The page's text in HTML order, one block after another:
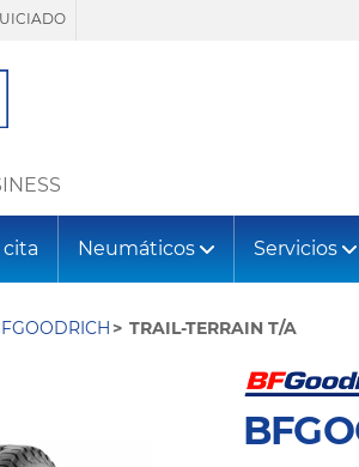
cita Neumáticos Servicios
TRAIL-TERRAIN T/A